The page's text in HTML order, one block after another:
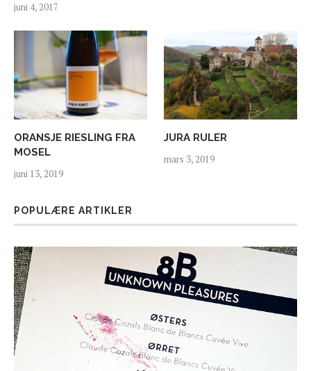
juni 4, 2017
ORANSJE RIESLING FRA
MOSEL
juni 13, 2019
JURA RULER
mars 3, 2019
POPULÆRE ARTIKLER